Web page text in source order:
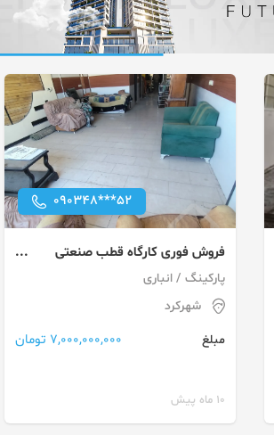
090348***52
فروش فوری کارگاه قطب صنعتی
شهرکرد
پارکینگ / انباری
شهرکرد
مبلغ
7,000,000,000 تومان
10 ماه پیش